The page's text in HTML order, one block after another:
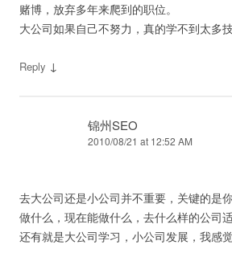
赌博，放弃多年来爬到的职位。
大公司如果自己不努力，真的学不到太多技
Reply ↓
锦州SEO
2010/08/21 at 12:52 AM
去大公司还是小公司并不重要，关键的是
做什么，现在能做什么，去什么样的公司
还有就是大公司学习，小公司发展，我感